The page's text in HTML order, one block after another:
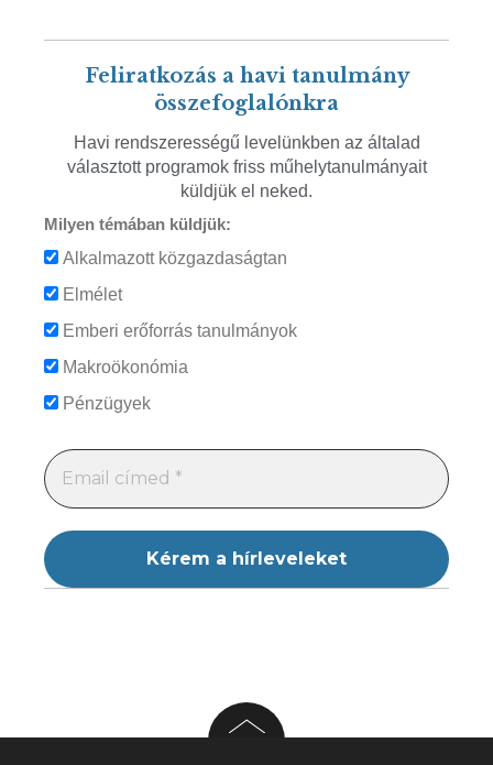
Feliratkozás a havi tanulmány
összefoglalónkra
Havi rendszerességű levelünkben az általad
választott programok friss műhelytanulmányait
küldjük el neked.
Milyen témában küldjük:
Alkalmazott közgazdaságtan
Elmélet
Emberi erőforrás tanulmányok
Makroökonómia
Pénzügyek